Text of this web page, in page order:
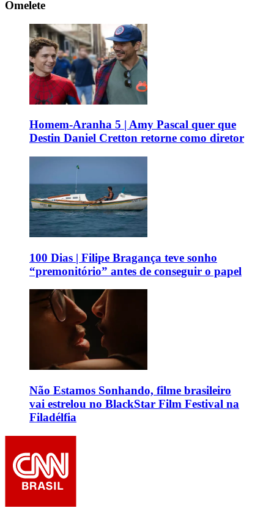
Omelete
Homem-Aranha 5 | Amy Pascal quer que
Destin Daniel Cretton retorne como diretor
100 Dias | Filipe Bragança teve sonho
“premonitório” antes de conseguir o papel
Não Estamos Sonhando, filme brasileiro
vai estrelou no BlackStar Film Festival na
Filadélfia